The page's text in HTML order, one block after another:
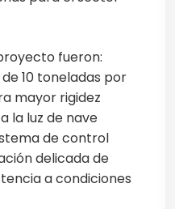
fueron:
10 toneladas por
mayor rigidez
la luz de nave
de control
delicada de
a condiciones